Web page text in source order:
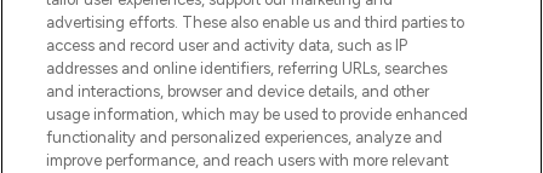
Shop online of via de app, met gratis
verzending vanaf €40.
Cookie-toestemming
Do Not Sell or Share My Personal
Information
advertising efforts. These also enable us and third parties to
access and record user and activity data, such as IP
addresses and online identifiers, referring URLs, searches
and interactions, browser and device details, and other
usage information, which may be used to provide enhanced
functionality and personalized experiences, analyze and
improve performance, and reach users with more relevant